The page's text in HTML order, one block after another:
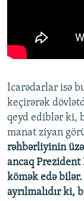
İcarədarlar isə
keçirərək
qeyd ediblər ki,
manat ziyan
rəhbərliyinin
ancaq
kömək edə
ayrılmalıdır ki,